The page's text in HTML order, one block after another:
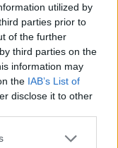
utilized by
parties prior to
of the further
third parties on the
information may
the IAB’s List of
disclose it to other
ανανεώσιμες πηγές
τη
μετάβαση και τη